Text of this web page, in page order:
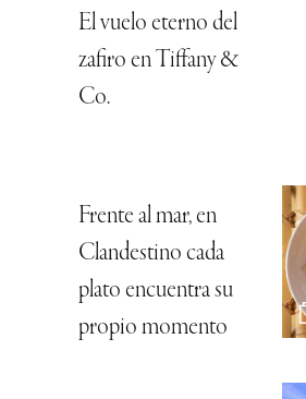
El vuelo eterno del
zafiro en Tiffany &
Co.
Frente al mar, en
Clandestino cada
plato encuentra su
propio momento